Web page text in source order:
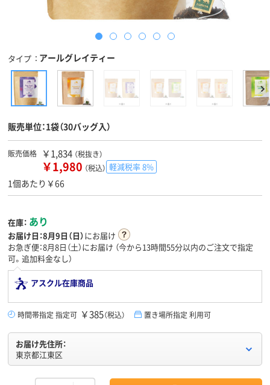
タイプ アールグレイティー
販売単位：1袋（30バッグ入）
販売価格 ￥1,834 （税抜き）
￥1,980 （税込） 軽減税率 8%
1個あたり￥66
在庫： あり
お届け日：8月9日（日）にお届け
お急ぎ便：8月8日（土）にお届け （今から13時間55分以内のご注文で指定
可。追加料金なし）
アスクル在庫商品
時間帯指定 指定可 ￥385（税込） 置き場所指定 利用可
お届け先住所：
東京都江東区